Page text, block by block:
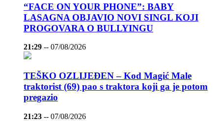
“FACE ON YOUR PHONE”: BABY
LASAGNA OBJAVIO NOVI SINGL KOJI
PROGOVARA O BULLYINGU
21:29 -- 07/08/2026
TEŠKO OZLIJEĐEN – Kod Magić Male
traktorist (69) pao s traktora koji ga je potom
pregazio
21:23 -- 07/08/2026